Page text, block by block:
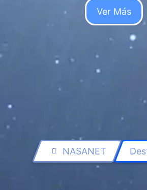
Ver Más
NASANET